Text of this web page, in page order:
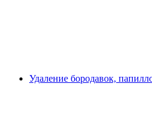
Удаление бородавок,